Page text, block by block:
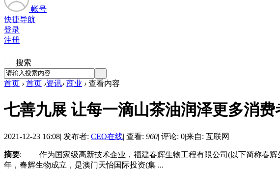
帐号
快捷导航
登录
注册
搜索
首页 › 首页 ›资讯› 商业 › 查看内容
七善九展 让每一滴山茶油润泽更多消费
2021-12-23 16:08| 发布者: CEO在线| 查看: 960| 评论: 0|来自: 互联网
摘要: 作为国家级高新技术企业，福建春辉生物工程有限公司(以下简称春
年，春辉生物成立，是澳门天怡国际投资(集 ...